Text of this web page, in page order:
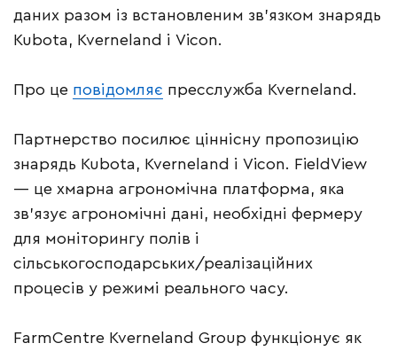
даних разом із встановленим зв’язком знарядь
Kubota, Kverneland і Vicon.
Про це повідомляє пресслужба Kverneland.
Партнерство посилює ціннісну пропозицію
знарядь Kubota, Kverneland і Vicon. FieldView
— це хмарна агрономічна платформа, яка
зв’язує агрономічні дані, необхідні фермеру
для моніторингу полів і
сільськогосподарських/реалізаційних
процесів у режимі реального часу.
FarmCentre Kverneland Group функціонує як